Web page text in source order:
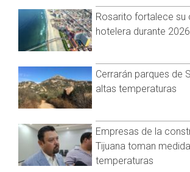
Además las dos vacunas se pueden
visita.
Visita y accede a todo nuestro contenido |
Facebook:@cadenanoticiasmx
| Instagram:
@cadenanoticiasmx
| TikTok:
https://t.me/GrupoCadenaResumen|
Rosarito fortalece su
hotelera durante 2026
Cerrarán parques de
altas temperaturas
Empresas de la
Tijuana toman
temperaturas